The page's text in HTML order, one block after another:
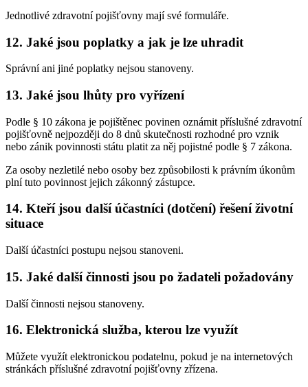
Jednotlivé zdravotní pojišťovny mají své formuláře.
12. Jaké jsou poplatky a jak je lze uhradit
Správní ani jiné poplatky nejsou stanoveny.
13. Jaké jsou lhůty pro vyřízení
Podle § 10 zákona je pojištěnec povinen oznámit příslušné zdravotní
pojišťovně nejpozději do 8 dnů skutečnosti rozhodné pro vznik
nebo zánik povinnosti státu platit za něj pojistné podle § 7 zákona.
Za osoby nezletilé nebo osoby bez způsobilosti k právním úkonům
plní tuto povinnost jejich zákonný zástupce.
14. Kteří jsou další účastníci (dotčení) řešení životní
situace
Další účastníci postupu nejsou stanoveni.
15. Jaké další činnosti jsou po žadateli požadovány
Další činnosti nejsou stanoveny.
16. Elektronická služba, kterou lze využít
Můžete využít elektronickou podatelnu, pokud je na internetových
stránkách příslušné zdravotní pojišťovny zřízena.